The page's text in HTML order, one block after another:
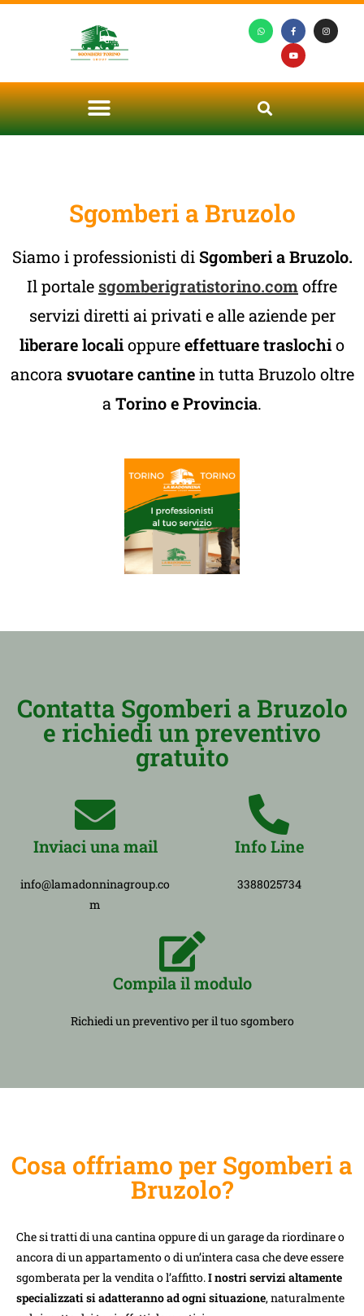
Sgomberi a Bruzolo
Siamo i professionisti di Sgomberi a Bruzolo.
Il portale sgomberigratistorino.comoffre
servizi diretti ai privati e alle aziende per
liberare localioppureeffettuare traslochio
ancora svuotare cantinein tutta Bruzolo oltre
a Torino e Provincia.
Contatta Sgomberi a Bruzolo
e richiedi un preventivo
gratuito
Inviaci una mail
info@lamadonninagroup.co
m
Info Line
3388025734
Compila il modulo
Richiedi un preventivo per il tuo sgombero
Cosa offriamo per Sgomberi a
Bruzolo?
Che si tratti di una cantina oppure di un garage da riordinare o
ancora di un appartamento o di un’intera casa che deve essere
sgomberata per la vendita o l’affitto.I nostri servizi altamente
specializzati si adatteranno ad ogni situazione, naturalmente